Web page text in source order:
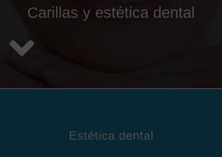
Carillas y estética dental
Estética dental